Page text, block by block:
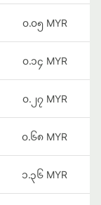
၀.၀၅ MYR
၀.၁၄ MYR
၀.၂၇ MYR
၀.၆၈ MYR
၁.၃၆ MYR